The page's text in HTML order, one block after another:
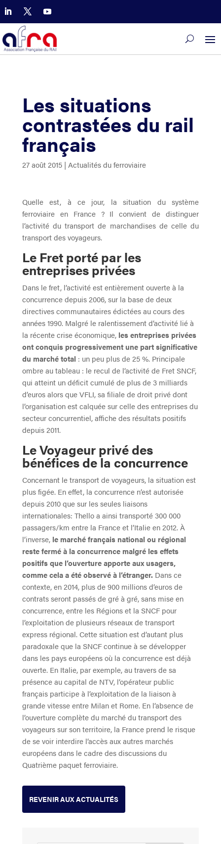
Les situations
contrastées du rail
français
27 août 2015| Actualités du ferroviaire
Quelle est, à ce jour, la situation du système
ferroviaire en France ? Il convient de distinguer
l’activité du transport de marchandises de celle du
transport des voyageurs.
Le Fret porté par les
entreprises privées
Dans le fret, l’activité est entièrement ouverte à la
concurrence depuis 2006, sur la base de deux
directives communautaires édictées au cours des
années 1990. Malgré le ralentissement d’activité lié à
la récente crise économique, les entreprises privées
ont conquis progressivement une part significative
du marché total : un peu plus de 25 %. Principale
ombre au tableau : le recul de l’activité de Fret SNCF,
qui atteint un déficit cumulé de plus de 3 milliards
d’euros alors que VFLI, sa filiale de droit privé dont
l’organisation est calquée sur celle des entreprises du
secteur concurrentiel, affiche des résultats positifs
depuis 2011.
Le Voyageur privé des
bénéfices de la concurrence
Concernant le transport de voyageurs, la situation est
plus figée. En effet, la concurrence n’est autorisée
depuis 2010 que sur les seules liaisons
internationales: Thello a ainsi transporté 300 000
passagers/km entre la France et l’Italie en 2012. À
l’inverse, le marché français national ou régional
reste fermé à la concurrence malgré les effets
positifs que l’ouverture apporte aux usagers,
comme cela a été observé à l’étranger. Dans ce
contexte, en 2014, plus de 900 millions d’euros de
contrats seront passés de gré à gré, sans mise en
concurrence, entre les Régions et la SNCF pour
l’exploitation de plusieurs réseaux de transport
express régional. Cette situation est d’autant plus
paradoxale que la SNCF continue à se développer
dans les pays européens où la concurrence est déjà
ouverte. En Italie, par exemple, au travers de sa
présence au capital de NTV, l’opérateur public
français participe à l’exploitation de la liaison à
grande vitesse entre Milan et Rome. En l’absence de
l’ouverture complète du marché du transport des
voyageurs sur son territoire, la France prend le risque
de se voir interdire l’accès aux autres marchés
européens dans le cadre des discussions du
Quatrième paquet ferroviaire.
REVENIR AUX ACTUALITÉS